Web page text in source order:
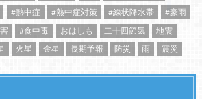
#熱中症 #熱中症対策 #線状降水帯
#豪雨
#食中毒 おはしも 二十四節気
地震
火星 金星 長期予報 防災 雨 震災